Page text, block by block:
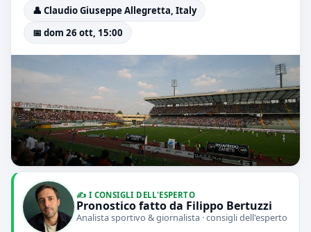
👤 Claudio Giuseppe Allegretta, Italy
📅 dom 26 ott, 15:00
✍️ I CONSIGLI DELL'ESPERTO
Pronostico fatto da Filippo Bertuzzi
Analista sportivo & giornalista · consigli dell'esperto